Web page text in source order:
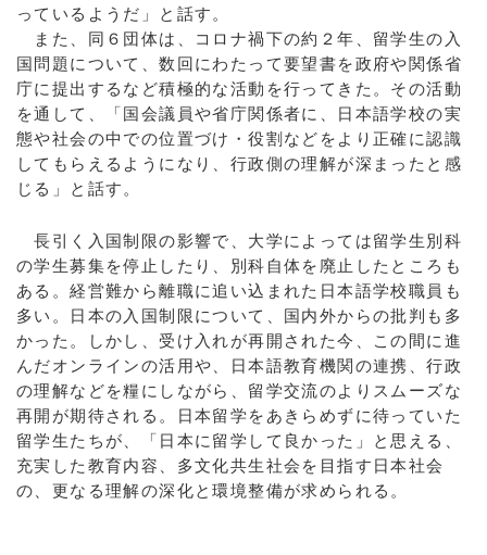
っているようだ」と話す。
また、同６団体は、コロナ禍下の約２年、留学生の入
国問題について、数回にわたって要望書を政府や関係省
庁に提出するなど積極的な活動を行ってきた。その活動
を通して、「国会議員や省庁関係者に、日本語学校の実
態や社会の中での位置づけ・役割などをより正確に認識
してもらえるようになり、行政側の理解が深まったと感
じる」と話す。
長引く入国制限の影響で、大学によっては留学生別科
の学生募集を停止したり、別科自体を廃止したところも
ある。経営難から離職に追い込まれた日本語学校職員も
多い。日本の入国制限について、国内外からの批判も多
かった。しかし、受け入れが再開された今、この間に進
んだオンラインの活用や、日本語教育機関の連携、行政
の理解などを糧にしながら、留学交流のよりスムーズな
再開が期待される。日本留学をあきらめずに待っていた
留学生たちが、「日本に留学して良かった」と思える、
充実した教育内容、多文化共生社会を目指す日本社会
の、更なる理解の深化と環境整備が求められる。